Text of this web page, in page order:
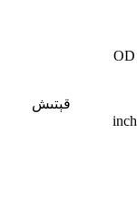
قېتىش
OD
inch